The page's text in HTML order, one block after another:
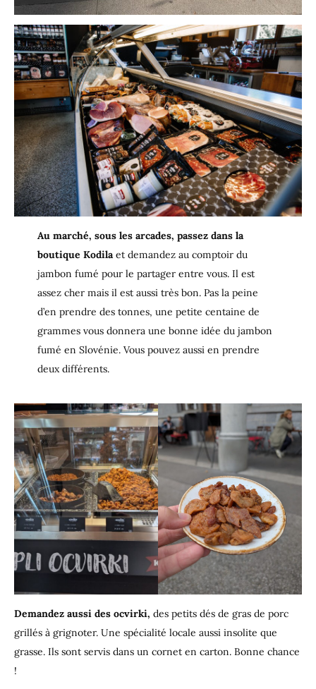
Au marché, sous les arcades, passez dans la
boutique Kodilaet demandez au comptoir du
jambon fumé pour le partager entre vous. Il est
assez cher mais il est aussi très bon. Pas la peine
d’en prendre des tonnes, une petite centaine de
grammes vous donnera une bonne idée du jambon
fumé en Slovénie. Vous pouvez aussi en prendre
deux différents.
Demandez aussi des ocvirki, des petits dés de gras de porc
grillés à grignoter. Une spécialité locale aussi insolite que
grasse. Ils sont servis dans un cornet en carton. Bonne chance
!